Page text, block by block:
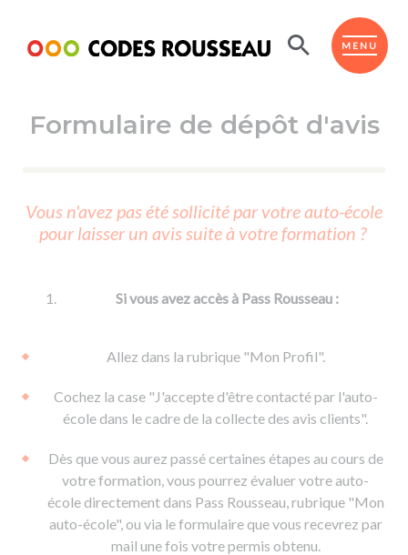
MENU
ESPACE ÉLÈVE
Code de la route
Passer l'ASSR
Réviser le code
Passer l'ETM
Permis voiture
Permis remorque
Permis & handicap
d'apprentissage
De la conduite en voiture
De la conduite à moto
Voir tous les supports
Formations pro.
Permis poids lourd
Formation FCO
Formation CACES
Devenir enseignant de la conduite
Ressources
Formulaire de dépôt d'avis
Vous n'avez pas été sollicité par votre auto-école
pour laisser un avis suite à votre formation ?
Si vous avez accès à Pass Rousseau :
Allez dans la rubrique "Mon Profil".
Cochez la case "J'accepte d'être contacté par l'auto-
école dans le cadre de la collecte des avis clients".
Dès que vous aurez passé certaines étapes au cours de
votre formation, vous pourrez évaluer votre auto-
école directement dans Pass Rousseau, rubrique "Mon
auto-école", ou via le formulaire que vous recevrez par
mail une fois votre permis obtenu.